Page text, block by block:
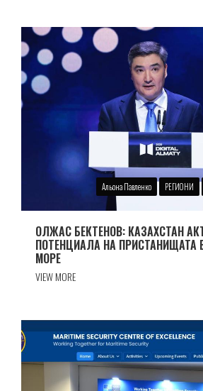
Альона Павленко РЕГИОНИ
ОЛЖАС БЕКТЕНОВ: КАЗАХСТАН
ПОТЕНЦИАЛА НА ПРИСТАНИЩАТА
МОРЕ
VIEW MORE